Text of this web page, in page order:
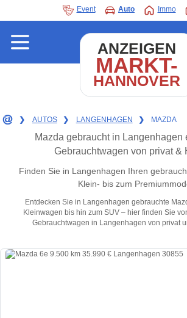
Event Auto Immo
ANZEIGEN
MARKT-
HANNOVER
❯ AUTOS ❯ LANGENHAGEN ❯ MAZDA
Mazda gebraucht in Langenhagen
Gebrauchtwagen von privat &
Finden Sie in Langenhagen Ihren
Klein- bis zum
Entdecken Sie in Langenhagen gebrauchte
Kleinwagen bis hin zum SUV – hier finden Sie
Gebrauchtwagen in Langenhagen von privat